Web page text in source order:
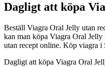
Dagligt att köpa
Beställ Viagra Oral Jelly utan
kan man köpa Viagra Oral
utan recept online. Köp viagra
Dagligt att köpa Viagra Oral